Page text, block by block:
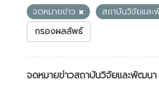
จดหมายข่าว
สถาบันวิจัยแล
กรองผลลัพธ์
จดหมายข่าวสถาบันวิจัยและพัฒน